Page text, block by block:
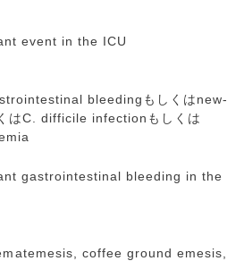
event in the ICU
bleedingもしくはnew-
はC. difficile infectionもしくは
gastrointestinal bleeding in the
coffee ground emesis,